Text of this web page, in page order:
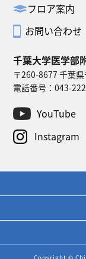
千葉大学医学部
〒260-8677 千葉
電話番号：043-
YouTube
Instagram
フロア案内
お問い合わせ